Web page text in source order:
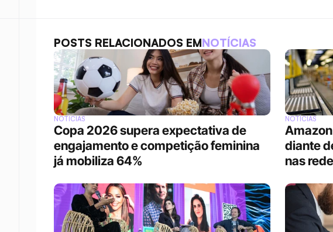
POSTS RELACIONADOS EMNOTÍCIAS
NOTÍCIAS
Copa 2026 supera expectativa de
engajamento e competição feminina
já mobiliza 64%
NOTÍCIAS
diante
nas